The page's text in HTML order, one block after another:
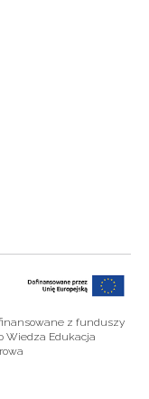
z funduszy
Wiedza Edukacja